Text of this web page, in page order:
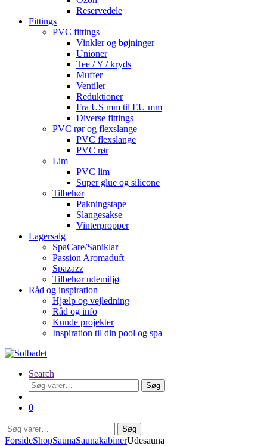
Reservedele
Fittings
PVC fittings
Vinkler og bøjninger
Unioner
Tee / Y / kryds
Muffer
Ventiler
Reduktioner
Fra US mm til EU mm
Diverse fittings
PVC rør og flexslange
PVC flexslange
PVC rør
Lim
PVC lim
Super glue og silicone
Tilbehør
Pakningstape
Slangesakse
Vinterpropper
Lagersalg
SpaCare/Saniklar
Passion Aromaduft
Spazazz
Tilbehør udemiljø
Råd og inspiration
Hjælp og vejledning
Råd og info
Kunde projekter
Inspiration til din pool og spa
Search
Søg
efter:
Søg
0
Søg
efter:
Søg
ForsideShopSaunaSaunakabinerUdesauna